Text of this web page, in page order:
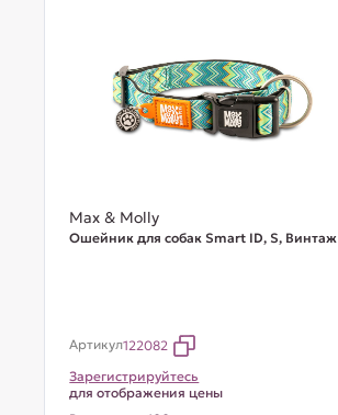
Max & Molly
Ошейник для собак Smart ID, S, Винтаж
Артикул122082
Зарегистрируйтесь
для отображения цены